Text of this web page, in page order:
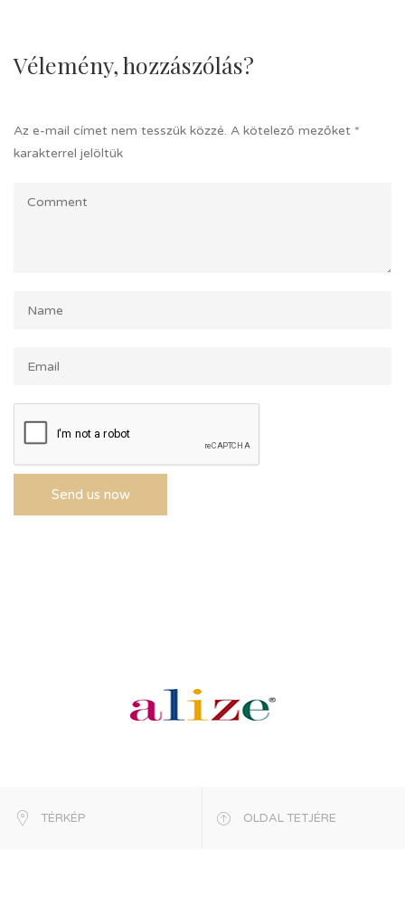
Vélemény, hozzászólás?
Az e-mail címet nem tesszük közzé. A kötelező mezőket *
karakterrel jelöltük
TÉRKÉP OLDAL TETJÉRE